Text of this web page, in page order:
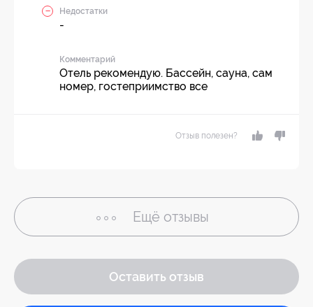
Недостатки
-
Комментарий
Отель рекомендую. Бассейн, сауна, сам
номер, гостеприимство все
Отзыв полезен?
Ещё отзывы
Оставить отзыв